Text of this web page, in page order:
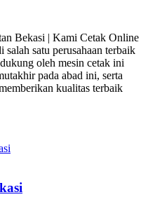
Bekasi | Kami Cetak Online
satu perusahaan terbaik
oleh mesin cetak ini
pada abad ini, serta
kualitas terbaik